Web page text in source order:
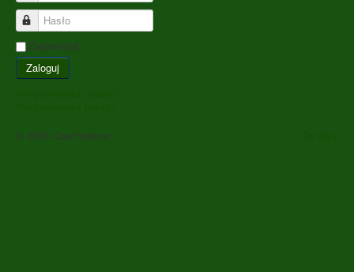
Hasło
Zapamiętaj
Zaloguj
© 2026 Czechowicer